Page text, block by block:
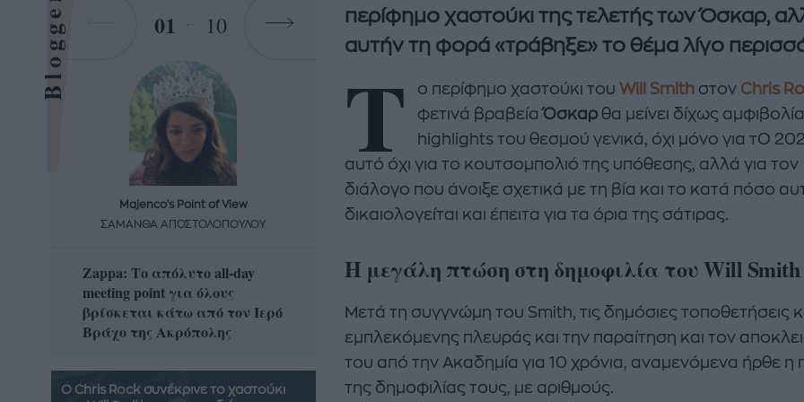
περίφημο χαστούκι της τελετής των Όσκαρ,
αυτήν τη φορά «τράβηξε» το θέμα λίγο
Τ ο περίφημο χαστούκι του Will Smith στον Chris
φετινά βραβείαΌσκαρ θα μείνει δίχως
highlights του θεσμού γενικά, όχι μόνο για τΟ
αυτό όχι για το κουτσομπολιό της υπόθεσης, αλλά για τον
διάλογο που άνοιξε σχετικά με τη βία και το κατά πόσο
δικαιολογείται και έπειτα για τα όρια της σάτιρας.
Η μεγάλη πτώση στη δημοφιλία του Will Smith
Μετά τη συγγνώμη του Smith, τις δημόσιες τοποθετήσεις
εμπλεκόμενης πλευράς και την παραίτηση και τον
του από την Ακαδημία για 10 χρόνια, αναμενόμενα ήρθε η
της δημοφιλίας τους, με αριθμούς.
Bloggers 01 10
Majenco's Point of View
ΣΑΜΑΝΘΑ ΑΠΟΣΤΟΛΟΠΟΥΛΟΥ
Zappa: Το απόλυτο all-day
meeting point για όλους
βρίσκεται κάτω από τον Ιερό
Βράχο της Ακρόπολης
ΣΑΜΑΝΘΑ ΑΠΟΣΤΟΛΟΠΟΥΛΟΥ
Η απόλυτη καλοκαιρινή
καρπούζι, φέτα και φράουλες
που θα λατρέψετε
ΔΑΦΝΗ ΚΑΡΑΒΟΚΥΡΗ
Nτίνα Νικολάου: «Όταν
πανικού νόμιζα πως θα
πεθάνω»
Ο Chris Rock συνέκρινε το χαστούκι